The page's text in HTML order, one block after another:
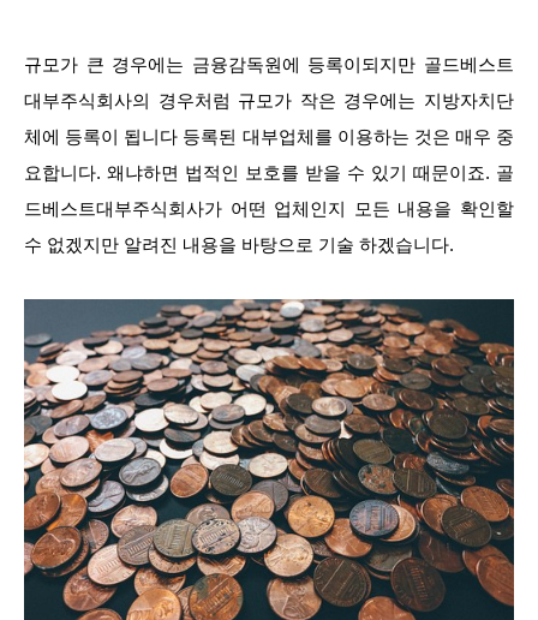
규모가 큰 경우에는 금융감독원에 등록이되지만 골드베스트
대부주식회사의 경우처럼 규모가 작은 경우에는 지방자치단
체에 등록이 됩니다 등록된 대부업체를 이용하는 것은 매우 중
요합니다. 왜냐하면 법적인 보호를 받을 수 있기 때문이죠. 골
드베스트대부주식회사가 어떤 업체인지 모든 내용을 확인할
수 없겠지만 알려진 내용을 바탕으로 기술 하겠습니다.